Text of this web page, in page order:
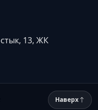
13, ЖК
Наверх